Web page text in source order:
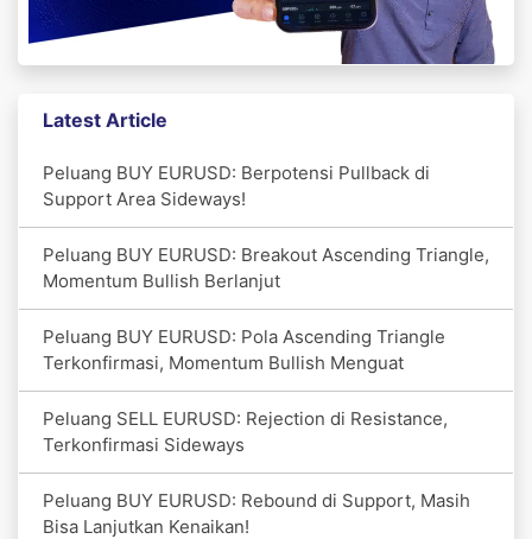
Latest Article
Peluang BUY EURUSD: Berpotensi Pullback di
Support Area Sideways!
Peluang BUY EURUSD: Breakout Ascending Triangle,
Momentum Bullish Berlanjut
Peluang BUY EURUSD: Pola Ascending Triangle
Terkonfirmasi, Momentum Bullish Menguat
Peluang SELL EURUSD: Rejection di Resistance,
Terkonfirmasi Sideways
Peluang BUY EURUSD: Rebound di Support, Masih
Bisa Lanjutkan Kenaikan!